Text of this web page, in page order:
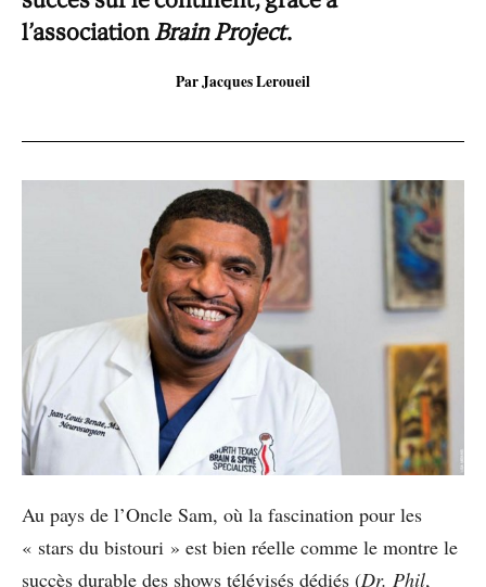
l’association Brain Project.
Par Jacques Leroueil
Au pays de l’Oncle Sam, où la fascination pour les
« stars du bistouri » est bien réelle comme le montre le
succès durable des shows télévisés dédiés (Dr. Phil,